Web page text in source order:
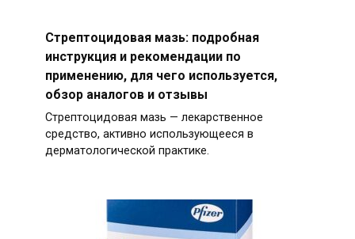
Стрептоцидовая мазь: подробная
инструкция и рекомендации по
применению, для чего используется,
обзор аналогов и отзывы
Стрептоцидовая мазь — лекарственное
средство, активно использующееся в
дерматологической практике.